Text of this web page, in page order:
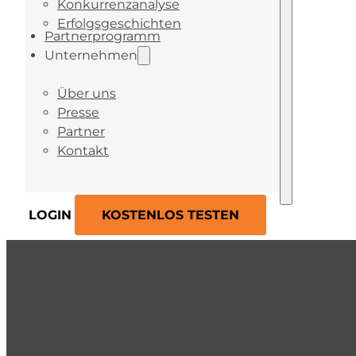
Konkurrenzanalyse
Erfolgsgeschichten
Partnerprogramm
Unternehmen
Über uns
Presse
Partner
Kontakt
LOGIN KOSTENLOS TESTEN